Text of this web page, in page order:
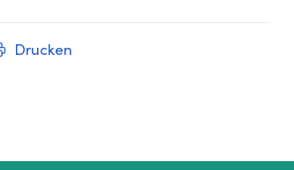
Drucken